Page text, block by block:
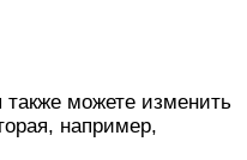
можете изменить
например,